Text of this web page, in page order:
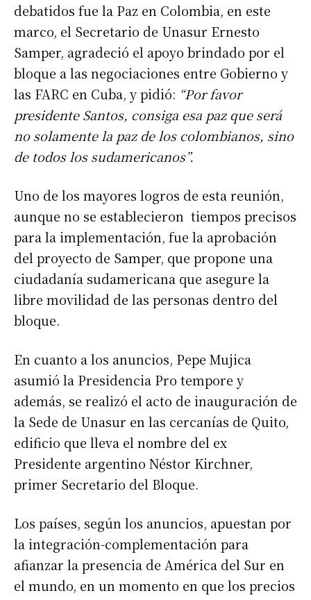
debatidos fue la Paz en Colombia, en este
marco, el Secretario de Unasur Ernesto
Samper, agradeció el apoyo brindado por el
bloque a las negociaciones entre Gobierno y
las FARC en Cuba, y pidió: “Por favor
presidente Santos, consiga esa paz que será
no solamente la paz de los colombianos, sino
de todos los sudamericanos”.
Uno de los mayores logros de esta reunión,
aunque no se establecieron tiempos precisos
para la implementación, fue la aprobación
del proyecto de Samper, que propone una
ciudadanía sudamericana que asegure la
libre movilidad de las personas dentro del
bloque.
En cuanto a los anuncios, Pepe Mujica
asumió la Presidencia Pro tempore y
además, se realizó el acto de inauguración de
la Sede de Unasur en las cercanías de Quito,
edificio que lleva el nombre del ex
Presidente argentino Néstor Kirchner,
primer Secretario del Bloque.
Los países, según los anuncios, apuestan por
la integración-complementación para
afianzar la presencia de América del Sur en
el mundo, en un momento en que los precios